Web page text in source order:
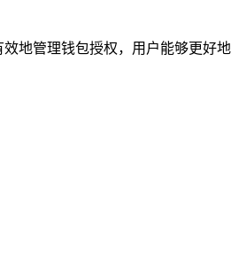
地管理钱包授权，用户能够更好地